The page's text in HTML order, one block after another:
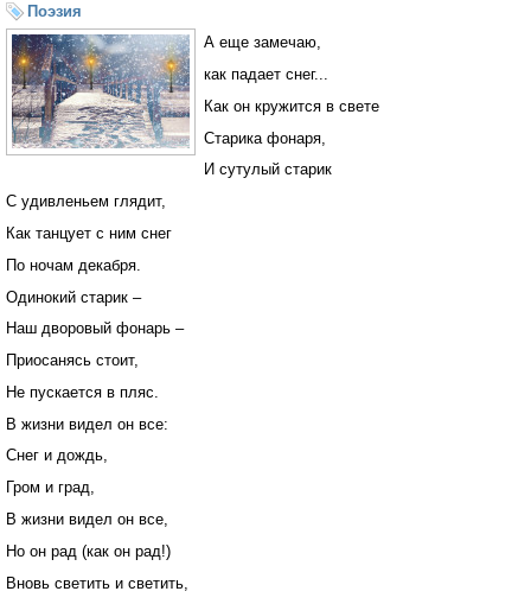
Поэзия
А еще замечаю,
как падает снег...
Как он кружится в свете
Старика фонаря,
И сутулый старик
С удивленьем глядит,
Как танцует с ним снег
По ночам декабря.
Одинокий старик –
Наш дворовый фонарь –
Приосанясь стоит,
Не пускается в пляс.
В жизни видел он все:
Снег и дождь,
Гром и град,
В жизни видел он все,
Но он рад (как он рад!)
Вновь светить и светить,